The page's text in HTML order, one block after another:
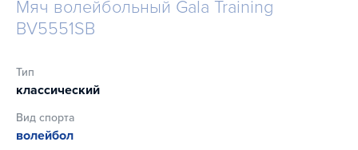
Мяч волейбольный Gala Training
BV5551SB
Тип
классический
Вид спорта
волейбол